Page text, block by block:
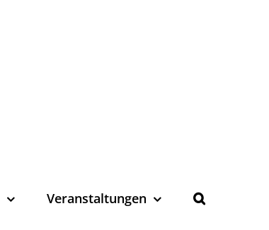
Veranstaltungen